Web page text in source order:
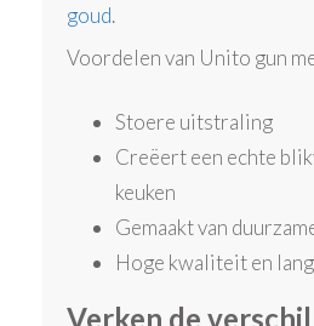
goud.
Voordelen van Unito gun
Stoere uitstraling
Creëert een echte
keuken
Gemaakt van
Hoge kwaliteit en
Verken de